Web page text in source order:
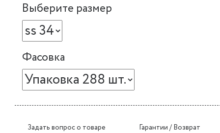
Выберите размер
Фасовка
Задать вопрос о товаре Гарантии / Возврат